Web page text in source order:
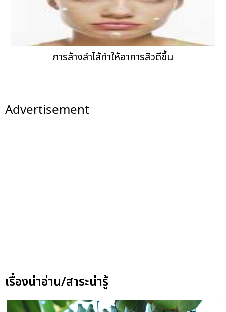
การล้างลำไส้ทำให้อาการสิวดีขึ้น
Advertisement
เรื่องน่าอ่าน/สาระน่ารู้